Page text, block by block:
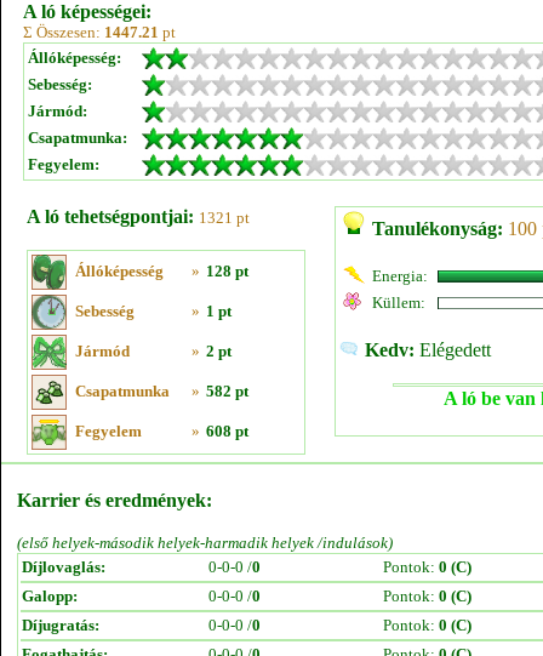
A ló képességei:
Σ Összesen: 1447.21 pt
Állóképesség:
Sebesség:
Jármód:
Csapatmunka:
Fegyelem:
A ló tehetségpontjai: 1321 pt
Állóképesség » 128 pt
Sebesség » 1 pt
Jármód » 2 pt
Csapatmunka » 582 pt
Fegyelem » 608 pt
Tanulékonyság: 100
Energia:
Küllem:
Kedv: Elégedett
A ló be van
Karrier és eredmények:
(első helyek-második helyek-harmadik helyek /indulások)
Díjlovaglás:
0-0-0 /0 Pontok: 0 (C)
Galopp:
0-0-0 /0 Pontok: 0 (C)
Díjugratás:
0-0-0 /0 Pontok: 0 (C)